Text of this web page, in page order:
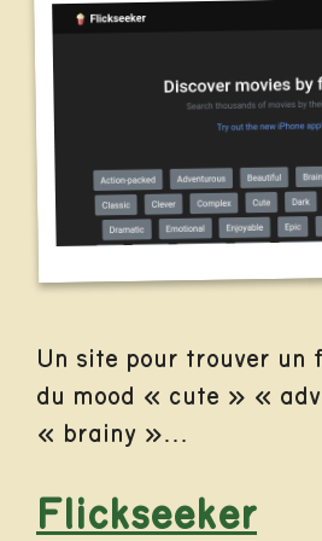
Un site pour trouver un
du mood « cute » «
« brainy »…
Flickseeker